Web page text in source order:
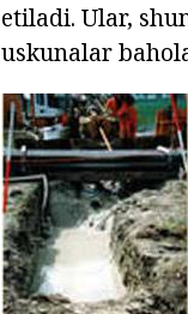
etiladi. Ular,
uskunalar